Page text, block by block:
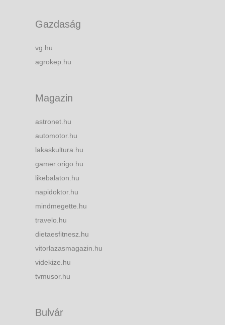
Gazdaság
vg.hu
agrokep.hu
Magazin
astronet.hu
automotor.hu
lakaskultura.hu
gamer.origo.hu
likebalaton.hu
napidoktor.hu
mindmegette.hu
travelo.hu
dietaesfitnesz.hu
vitorlazasmagazin.hu
videkize.hu
tvmusor.hu
Bulvár